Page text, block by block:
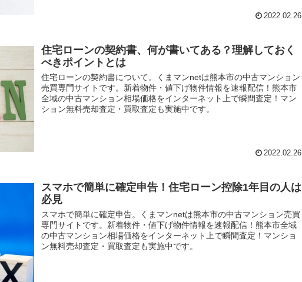
2022.02.26
住宅ローンの契約書、何が書いてある？理解しておく
べきポイントとは
住宅ローンの契約書について。くまマンnetは熊本市の中古マンション
売買専門サイトです。新着物件・値下げ物件情報を速報配信！熊本市
全域の中古マンション相場価格をインターネット上で瞬間査定！マン
ション無料売却査定・買取査定も実施中です。
2022.02.26
スマホで簡単に確定申告！住宅ローン控除1年目の人は
必見
スマホで簡単に確定申告。くまマンnetは熊本市の中古マンション売買
専門サイトです。新着物件・値下げ物件情報を速報配信！熊本市全域
の中古マンション相場価格をインターネット上で瞬間査定！マンショ
ン無料売却査定・買取査定も実施中です。